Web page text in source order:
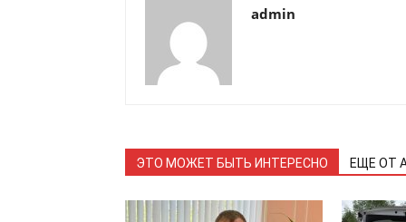
admin
ЭТО МОЖЕТ БЫТЬ ИНТЕРЕСНО ЕЩЕ ОТ